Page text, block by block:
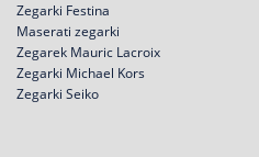
Zegarki Festina
Maserati zegarki
Zegarek Mauric Lacroix
Zegarki Michael Kors
Zegarki Seiko